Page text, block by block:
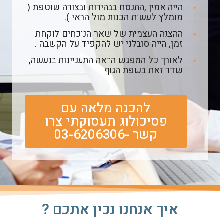
הייה אמין ,התנסח בבהירות ובצורה שוטפת (
מומלץ לעשות הכנות מול הראי ).
ההצגה העצמית של שאר הנוכחים לוקחת
זמן, הייה סובלני יש להקפיד על הקשבה .
לאורך כל המפגש הראה התעניינות בנעשה,
שדר זאת בשפת הגוף
להכנה מלאה עם
פסיכולוג תעסוקתי צרו
קשר -03-6206306
איך אנחנו נכין אתכם ?